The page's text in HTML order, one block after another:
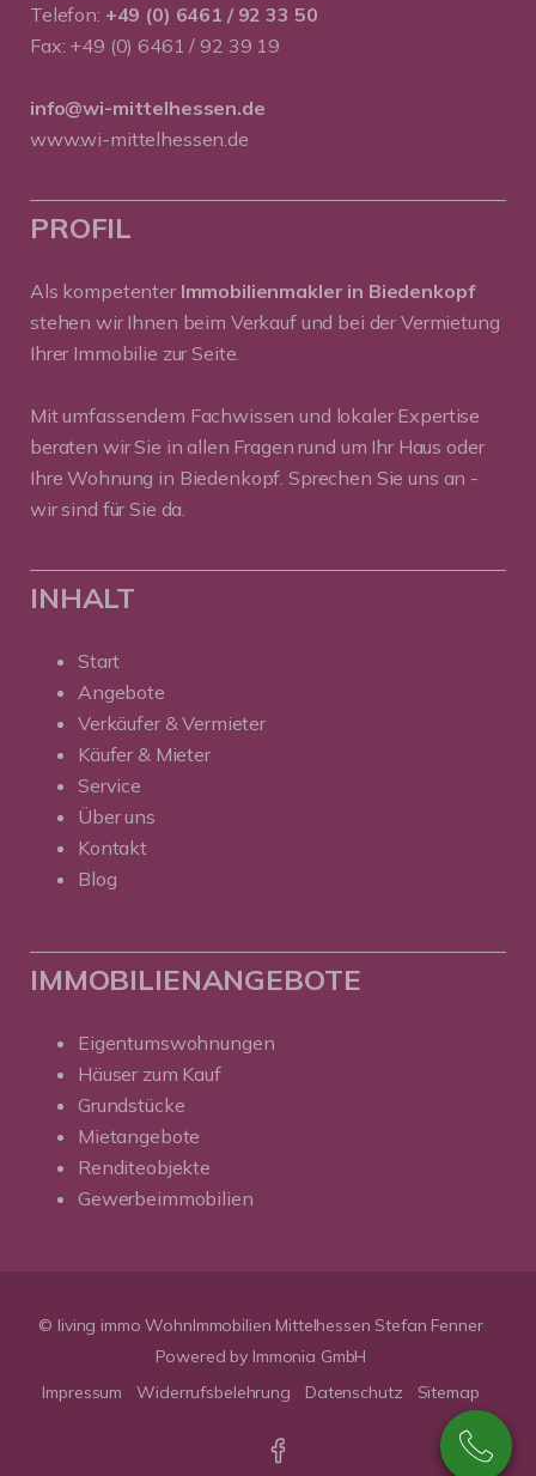
Telefon: +49 (0) 6461 / 92 33 50
Fax: +49 (0) 6461 / 92 39 19
info@wi-mittelhessen.de
www.wi-mittelhessen.de
PROFIL
Als kompetenter Immobilienmakler in Biedenkopf
stehen wir Ihnen beim Verkauf und bei der Vermietung
Ihrer Immobilie zur Seite.
Mit umfassendem Fachwissen und lokaler Expertise
beraten wir Sie in allen Fragen rund um Ihr Haus oder
Ihre Wohnung in Biedenkopf. Sprechen Sie uns an -
wir sind für Sie da.
INHALT
Start
Angebote
Verkäufer & Vermieter
Käufer & Mieter
Service
Über uns
Kontakt
Blog
IMMOBILIENANGEBOTE
Eigentumswohnungen
Häuser zum Kauf
Grundstücke
Mietangebote
Renditeobjekte
Gewerbeimmobilien
© living immo WohnImmobilien Mittelhessen Stefan Fenner
Powered by Immonia GmbH
Impressum
Widerrufsbelehrung Datenschutz Sitemap